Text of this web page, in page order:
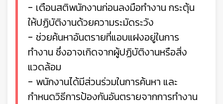
- เตือนสติพนักงานก่อนลงมือทำงาน กระตุ้น
ให้ปฏิบัติงานด้วยความระมัดระวัง
- ช่วยค้นหาอันตรายที่แอบแฝงอยู่ในการ
ทำงาน ซึ่งอาจเกิดจากผู้ปฏิบัติงานหรือสิ่ง
แวดล้อม
- พนักงานได้มีส่วนร่วมในการค้นหา และ
กำหนดวิธีการป้องกันอันตรายจากการทำงาน